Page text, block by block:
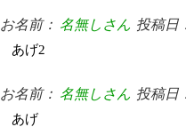
お名前： 名無しさん 投稿日
あげ2
お名前： 名無しさん 投稿日
あげ